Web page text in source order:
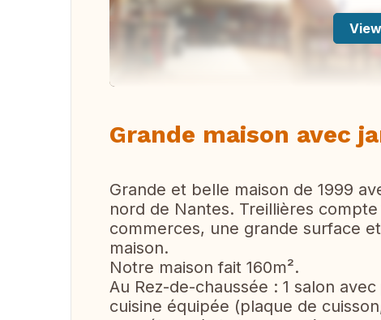
Grande maison avec
Grande et belle maison de 1999
nord de Nantes. Treillières
commerces, une grande surface
maison.
Notre maison fait 160m².
Au Rez-de-chaussée : 1 salon
cuisine équipée (plaque de